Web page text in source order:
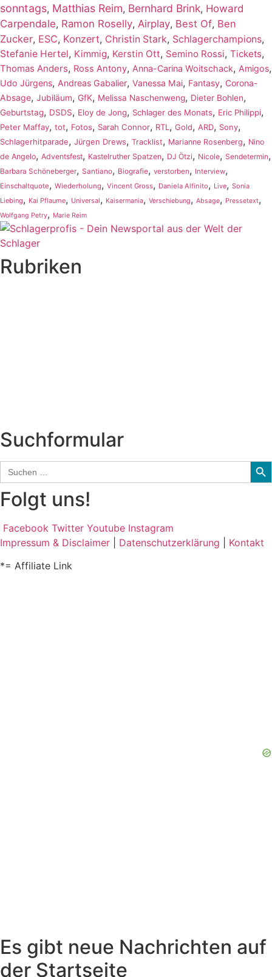
sonntags, Matthias Reim, Bernhard Brink, Howard
Carpendale, Ramon Roselly, Airplay, Best Of, Ben
Zucker, ESC, Konzert, Christin Stark, Schlagerchampions,
Stefanie Hertel, Kimmig, Kerstin Ott, Semino Rossi, Tickets,
Thomas Anders, Ross Antony, Anna-Carina Woitschack, Amigos,
Udo Jürgens, Andreas Gabalier, Vanessa Mai, Fantasy, Corona-
Absage, Jubiläum, GfK, Melissa Naschenweng, Dieter Bohlen,
Geburtstag, DSDS, Eloy de Jong, Schlager des Monats, Eric Philippi,
Peter Maffay, tot, Fotos, Sarah Connor, RTL , Gold, ARD, Sony,
Schlagerhitparade, Jürgen Drews, Tracklist, Marianne Rosenberg, Nino
de Angelo, Adventsfest, Kastelruther Spatzen, DJ Ötzi, Nicole, Sendetermin,
Barbara Schöneberger, Santiano, Biografie, verstorben, Interview,
Einschaltquote, Wiederholung, Vincent Gross, Daniela Alfinito, Live, Sonia
Liebing, Kai Pflaume, Universal, Kaisermania, Verschiebung, Absage, Pressetext,
Wolfgang Petry, Marie Reim
Rubriken
Suchformular
Search
for:
Folgt uns!
Facebook Twitter Youtube Instagram
Impressum & Disclaimer
Datenschutzerklärung
Kontakt
*= Affiliate Link
Es gibt neue Nachrichten auf
der Startseite